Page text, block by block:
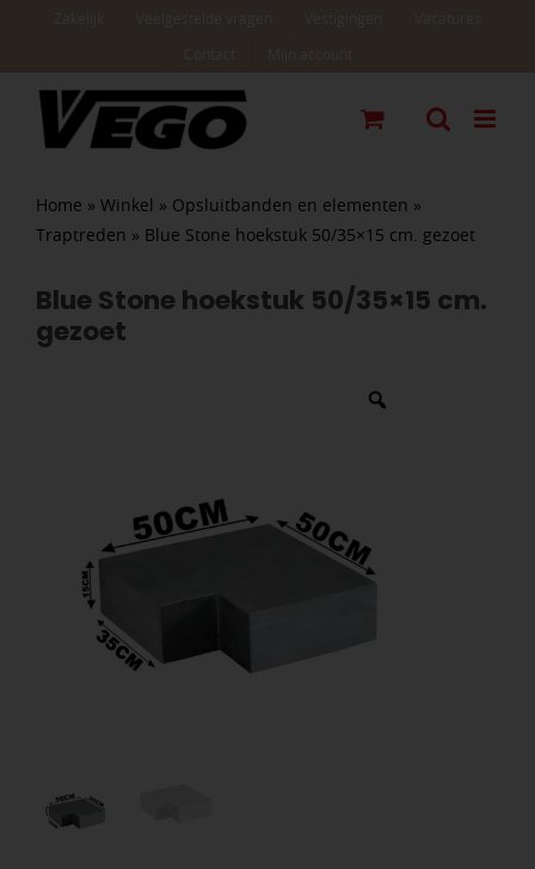
Home » Winkel » Opsluitbanden en elementen »
Traptreden » Blue Stone hoekstuk 50/35×15 cm. gezoet
Blue Stone hoekstuk 50/35×15 cm.
gezoet